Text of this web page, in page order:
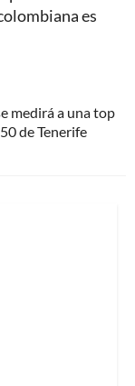
es
medirá a una top
de Tenerife